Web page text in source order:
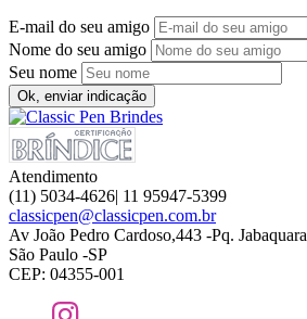
E-mail do seu amigo
Nome do seu amigo
Seu nome
Ok, enviar indicação
Atendimento
(11) 5034-4626| 11 95947-5399
classicpen@classicpen.com.br
Av João Pedro Cardoso,443 -Pq. Jabaquara
São Paulo -SP
CEP: 04355-001